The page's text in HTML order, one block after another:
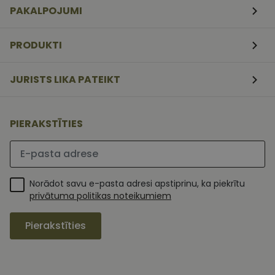
PAKALPOJUMI
PRODUKTI
JURISTS LIKA PATEIKT
PIERAKSTĪTIES
Lūdzu ievadiet e-pasta adresi
Norādot savu e-pasta adresi apstiprinu, ka piekrītu
privātuma politikas noteikumiem
Pierakstīties
serviss, lai
atcerētos
piekrišanas
Script.com
sīkfailu